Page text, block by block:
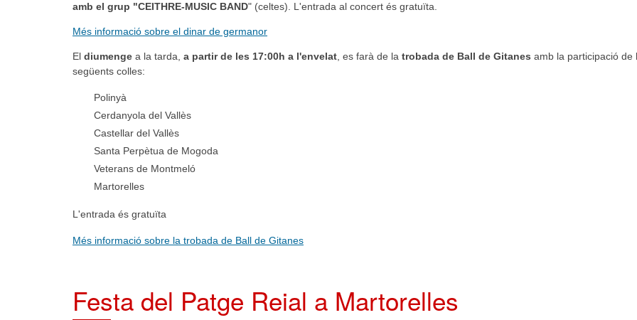
amb el grup "CEITHRE-MUSIC BAND" (celtes). L'entrada al concert és gratuïta.
Més informació sobre el dinar de germanor
El diumenge a la tarda, a partir de les 17:00h a l'envelat , es farà de la trobada de Ball de Gitanes amb la participació de
següents colles:
Polinyà
Cerdanyola del Vallès
Castellar del Vallès
Santa Perpètua de Mogoda
Veterans de Montmeló
Martorelles
L'entrada és gratuïta
Més informació sobre la trobada de Ball de Gitanes
Festa del Patge Reial a Martorelles